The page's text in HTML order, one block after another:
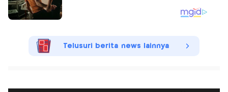
Telusuri berita news lainnya